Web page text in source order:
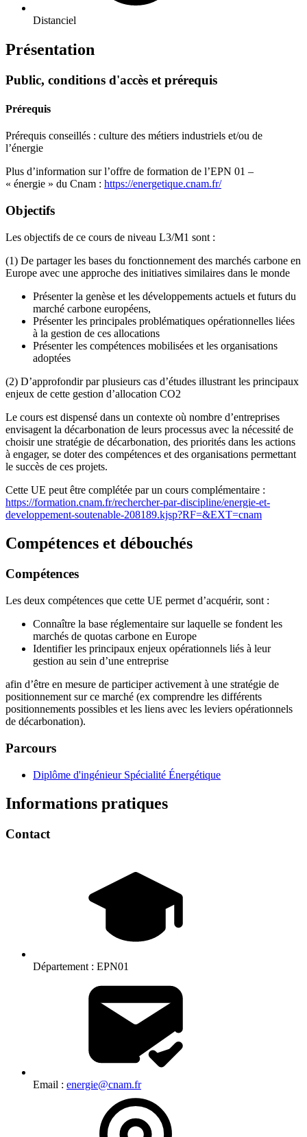
Distanciel
Présentation
Public, conditions d'accès et prérequis
Prérequis
Prérequis conseillés : culture des métiers industriels et/ou de
l’énergie
Plus d’information sur l’offre de formation de l’EPN 01 –
« énergie » du Cnam : https://energetique.cnam.fr/
Objectifs
Les objectifs de ce cours de niveau L3/M1 sont :
(1) De partager les bases du fonctionnement des marchés carbone en
Europe avec une approche des initiatives similaires dans le monde
Présenter la genèse et les développements actuels et futurs du
marché carbone européens,
Présenter les principales problématiques opérationnelles liées
à la gestion de ces allocations
Présenter les compétences mobilisées et les organisations
adoptées
(2) D’approfondir par plusieurs cas d’études illustrant les principaux
enjeux de cette gestion d’allocation CO2
Le cours est dispensé dans un contexte où nombre d’entreprises
envisagent la décarbonation de leurs processus avec la nécessité de
choisir une stratégie de décarbonation, des priorités dans les actions
à engager, se doter des compétences et des organisations permettant
le succès de ces projets.
Cette UE peut être complétée par un cours complémentaire :
https://formation.cnam.fr/rechercher-par-discipline/energie-et-
developpement-soutenable-208189.kjsp?RF=&EXT=cnam
Compétences et débouchés
Compétences
Les deux compétences que cette UE permet d’acquérir, sont :
Connaître la base réglementaire sur laquelle se fondent les
marchés de quotas carbone en Europe
Identifier les principaux enjeux opérationnels liés à leur
gestion au sein d’une entreprise
afin d’être en mesure de participer activement à une stratégie de
positionnement sur ce marché (ex comprendre les différents
positionnements possibles et les liens avec les leviers opérationnels
de décarbonation).
Parcours
Diplôme d'ingénieur Spécialité Énergétique
Informations pratiques
Contact
Département : EPN01
Email : energie@cnam.fr